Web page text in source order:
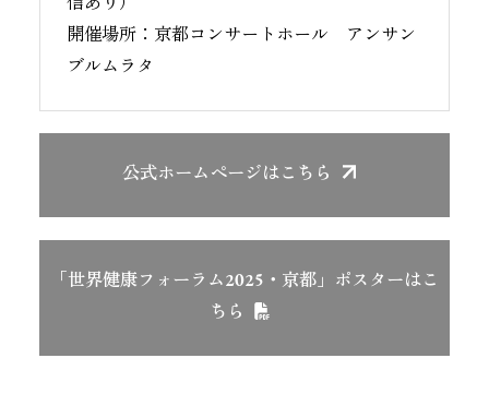
信あり）
開催場所：京都コンサートホール アンサン
ブルムラタ
公式ホームページ はこちら
「世界健康フォーラム2025・京都」ポスターはこ
ちら